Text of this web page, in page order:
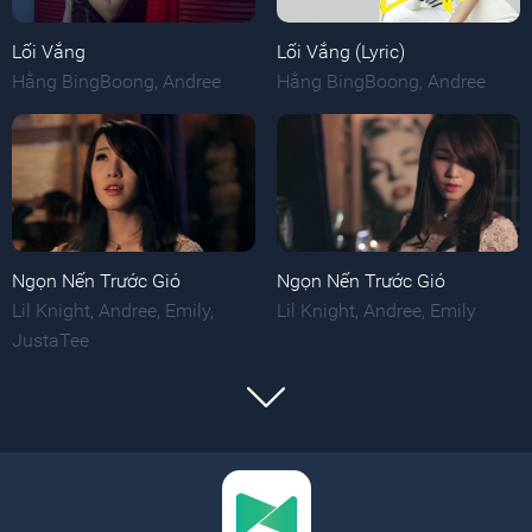
Lối Vắng
Hằng BingBoong, Andree
Lối Vắng (Lyric)
Hằng BingBoong, Andree
Ngọn Nến Trước Gió
Lil Knight Andree Emily
JustaTee
Ngọn Nến Trước Gió
Lil Knight, Andree, Emily